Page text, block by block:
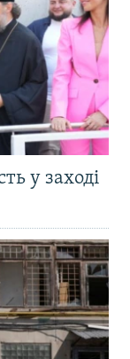
у заході